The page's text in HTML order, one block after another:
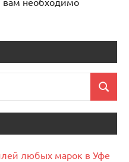
Поиск
любых марок в Уфе